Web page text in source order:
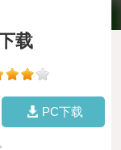
载
PC下载